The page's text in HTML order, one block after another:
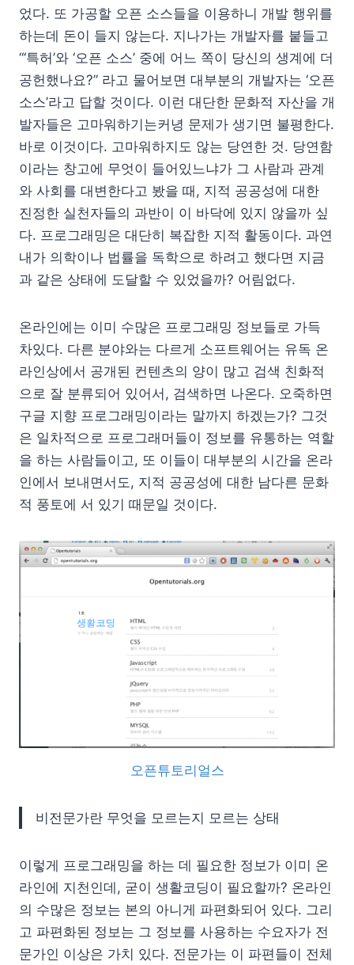
었다. 또 가공할 오픈 소스들을 이용하니 개발 행위를
하는데 돈이 들지 않는다. 지나가는 개발자를 붙들고
“‘특허’와 ‘오픈 소스’ 중에 어느 쪽이 당신의 생계에 더
공헌했나요?” 라고 물어보면 대부분의 개발자는 ‘오픈
소스’라고 답할 것이다. 이런 대단한 문화적 자산을 개
발자들은 고마워하기는커녕 문제가 생기면 불평한다.
바로 이것이다. 고마워하지도 않는 당연한 것. 당연함
이라는 창고에 무엇이 들어있느냐가 그 사람과 관계
와 사회를 대변한다고 봤을 때, 지적 공공성에 대한
진정한 실천자들의 과반이 이 바닥에 있지 않을까 싶
다. 프로그래밍은 대단히 복잡한 지적 활동이다. 과연
내가 의학이나 법률을 독학으로 하려고 했다면 지금
과 같은 상태에 도달할 수 있었을까? 어림없다.
온라인에는 이미 수많은 프로그래밍 정보들로 가득
차있다. 다른 분야와는 다르게 소프트웨어는 유독 온
라인상에서 공개된 컨텐츠의 양이 많고 검색 친화적
으로 잘 분류되어 있어서, 검색하면 나온다. 오죽하면
구글 지향 프로그래밍이라는 말까지 하겠는가? 그것
은 일차적으로 프로그래머들이 정보를 유통하는 역할
을 하는 사람들이고, 또 이들이 대부분의 시간을 온라
인에서 보내면서도, 지적 공공성에 대한 남다른 문화
적 풍토에 서 있기 때문일 것이다.
오픈튜토리얼스
비전문가란 무엇을 모르는지 모르는 상태
이렇게 프로그래밍을 하는 데 필요한 정보가 이미 온
라인에 지천인데, 굳이 생활코딩이 필요할까? 온라인
의 수많은 정보는 본의 아니게 파편화되어 있다. 그리
고 파편화된 정보는 그 정보를 사용하는 수요자가 전
문가인 이상은 가치 있다. 전문가는 이 파편들이 전체